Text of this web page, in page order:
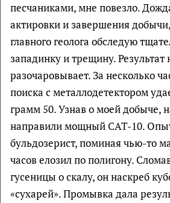
песчаниками, мне повезло.
актировки и завершения
главного геолога обследую
западинку и трещину. Результат
разочаровывает. За несколько
поиска с металлодетектором
грамм 50. Узнав о моей добыче,
направили мощный CAT-10.
бульдозерист, поминая чью-то
часов елозил по полигону.
гусеницы о скалу, он наскреб
«сухарей». Промывка дала